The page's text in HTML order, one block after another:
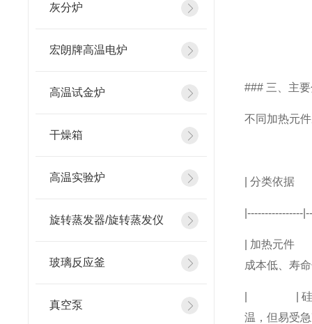
灰分炉
宏朗牌高温电炉
高温试金炉
干燥箱
高温实验炉
旋转蒸发器/旋转蒸发仪
玻璃反应釜
真空泵
### 三、主
不同加热元
| 分类
|----------------
| 加热元件
成本低、寿
| | 硅碳棒
温，但易受